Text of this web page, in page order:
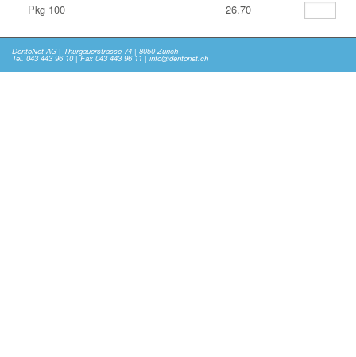
Pkg 100
26.70
DentoNet AG | Thurgauerstrasse 74 | 8050 Zürich
Tel. 043 443 96 10 | Fax 043 443 96 11 | info@dentonet.ch